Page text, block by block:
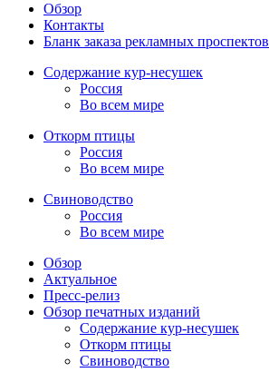
Обзор
Контакты
Бланк заказа рекламных проспектов
Содержание кур-несушек
Россия
Во всем мире
Откорм птицы
Россия
Во всем мире
Свиноводство
Россия
Во всем мире
Обзор
Актуальное
Пресс-релиз
Обзор печатных изданий
Содержание кур-несушек
Откорм птицы
Свиноводство